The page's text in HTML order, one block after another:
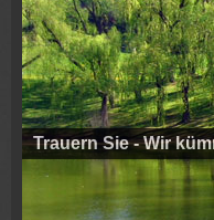
Trauern Sie - Wir